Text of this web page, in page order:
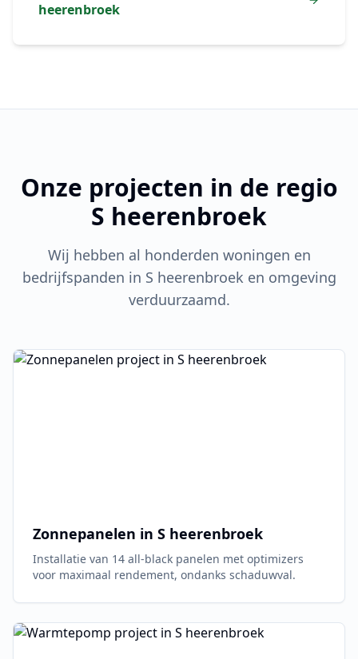
heerenbroek
Onze projecten in de regio
S heerenbroek
Wij hebben al honderden woningen en
bedrijfspanden in S heerenbroeken omgeving
verduurzaamd.
Zonnepanelen in S heerenbroek
Installatie van 14 all-black panelen met optimizers
voor maximaal rendement, ondanks schaduwval.